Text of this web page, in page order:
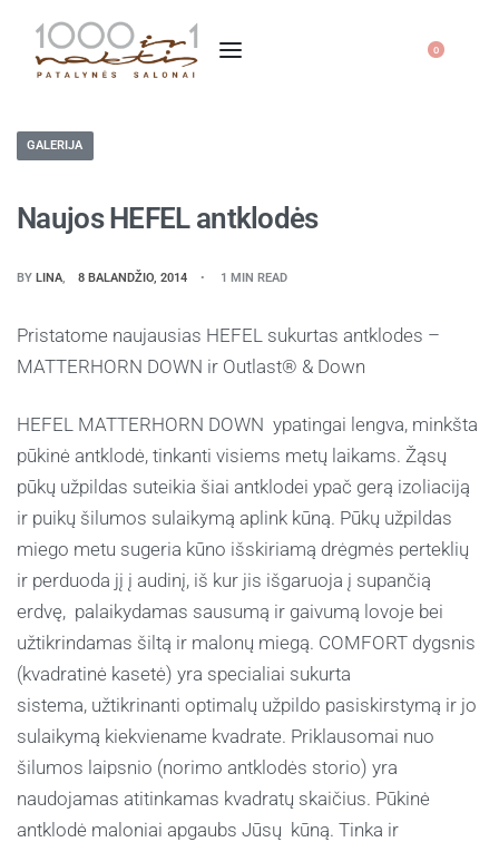
0
GALERIJA
Naujos HEFEL antklodės
BY LINA 8 BALANDŽIO, 2014 1 MIN READ
Pristatome naujausias HEFEL sukurtas antklodes –
MATTERHORN DOWN ir Outlast® & Down
HEFEL MATTERHORN DOWN ypatingai lengva, minkšta
pūkinė antklodė, tinkanti visiems metų laikams. Žąsų
pūkų užpildas suteikia šiai antklodei ypač gerą izoliaciją
ir puikų šilumos sulaikymą aplink kūną. Pūkų užpildas
miego metu sugeria kūno išskiriamą drėgmės perteklių
ir perduoda jį į audinį, iš kur jis išgaruoja į supančią
erdvę, palaikydamas sausumą ir gaivumą lovoje bei
užtikrindamas šiltą ir malonų miegą. COMFORT dygsnis
(kvadratinė kasetė) yra specialiai sukurta
sistema, užtikrinanti optimalų užpildo pasiskirstymą ir jo
sulaikymą kiekviename kvadrate. Priklausomai nuo
šilumos laipsnio (norimo antklodės storio) yra
naudojamas atitinkamas kvadratų skaičius. Pūkinė
antklodė maloniai apgaubs Jūsų kūną. Tinka ir